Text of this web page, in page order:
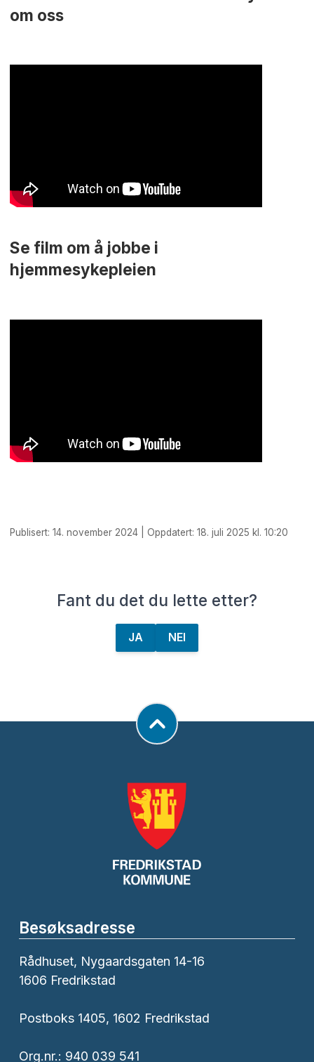
om oss
Se film om å jobbe i
hjemmesykepleien
Publisert: 14. november 2024 | Oppdatert: 18. juli 2025 kl. 10:20
Fant du det du lette etter?
JA NEI
Besøksadresse
Rådhuset, Nygaardsgaten 14-16
1606 Fredrikstad
Postboks 1405, 1602 Fredrikstad
Org.nr.: 940 039 541